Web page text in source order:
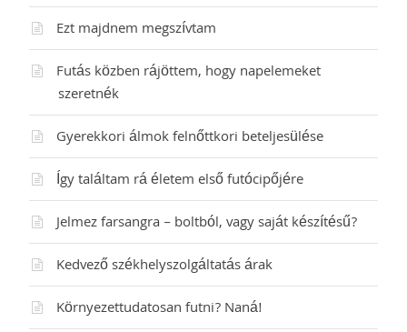
Ezt majdnem megszívtam
Futás közben rájöttem, hogy napelemeket
szeretnék
Gyerekkori álmok felnőttkori beteljesülése
Így találtam rá életem első futócipőjére
Jelmez farsangra – boltból, vagy saját készítésű?
Kedvező székhelyszolgáltatás árak
Környezettudatosan futni? Naná!